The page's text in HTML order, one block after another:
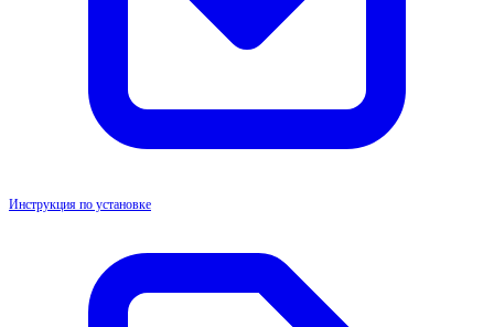
Инструкция по установке